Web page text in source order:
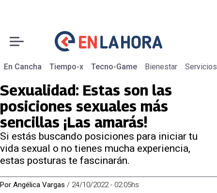
En Cancha Tiempo-x Tecno-Game Bienestar Servicios
Sexualidad: Estas son las
posiciones sexuales más
sencillas ¡Las amarás!
Si estás buscando posiciones para iniciar tu
vida sexual o no tienes mucha experiencia,
estas posturas te fascinarán.
Por Angélica Vargas / 24/10/2022 - 02:05hs